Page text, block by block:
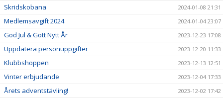
Skridskobana 2024-01-08 21:31
Medlemsavgift 2024 2024-01-04 23:07
God Jul & Gott Nytt År 2023-12-23 17:08
Uppdatera personuppgifter 2023-12-20 11:33
Klubbshoppen 2023-12-13 12:51
Vinter erbjudande 2023-12-04 17:33
Årets adventstävling! 2023-12-02 17:42